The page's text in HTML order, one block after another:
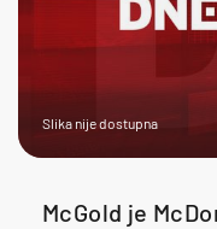
Slika nije dostupna
McGold je